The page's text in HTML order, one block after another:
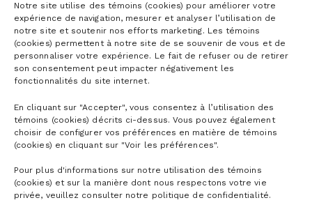
Notre site utilise des témoins (cookies) pour améliorer votre
expérience de navigation, mesurer et analyser l’utilisation de
notre site et soutenir nos efforts marketing. Les témoins
(cookies) permettent à notre site de se souvenir de vous et de
personnaliser votre expérience. Le fait de refuser ou de retirer
son consentement peut impacter négativement les
fonctionnalités du site internet.
En cliquant sur "Accepter", vous consentez à l’utilisation des
témoins (cookies) décrits ci-dessus. Vous pouvez également
choisir de configurer vos préférences en matière de témoins
(cookies) en cliquant sur "Voir les préférences".
Pour plus d'informations sur notre utilisation des témoins
(cookies) et sur la manière dont nous respectons votre vie
privée, veuillez consulter notre politique de confidentialité.
OKTOBERFEST
Samedi au Lundi
10-12 octobre
11:00 - 17:00